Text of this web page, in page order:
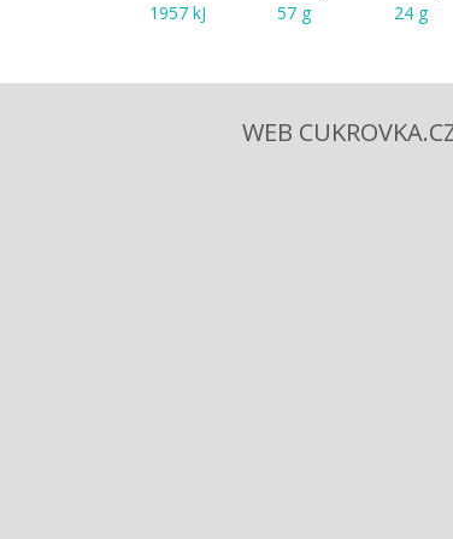
1957 kJ 57 g 24 g
WEB